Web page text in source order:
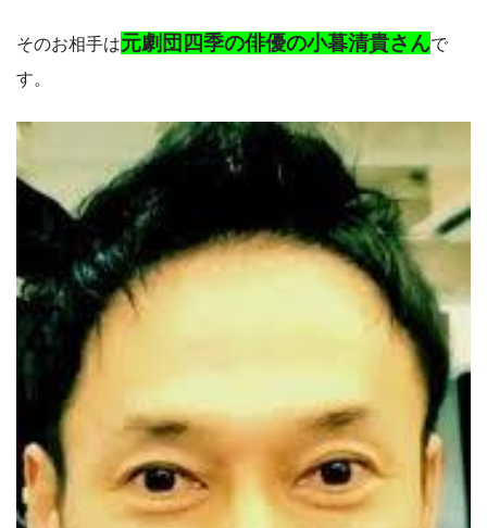
そのお相手は元劇団四季の俳優の小暮清貴さんで
す。